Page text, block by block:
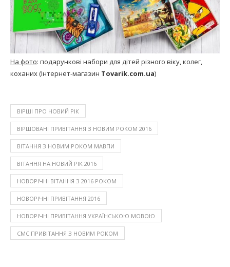
На фото: подарункові набори для дітей різного віку, колег,
коханих (Інтернет-магазин Tovarik.com.ua)
ВІРШІ ПРО НОВИЙ РІК
ВІРШОВАНІ ПРИВІТАННЯ З НОВИМ РОКОМ 2016
ВІТАННЯ З НОВИМ РОКОМ МАВПИ
ВІТАННЯ НА НОВИЙ РІК 2016
НОВОРІЧНІ ВІТАННЯ З 2016 РОКОМ
НОВОРІЧНІ ПРИВІТАННЯ 2016
НОВОРІЧНІ ПРИВІТАННЯ УКРАЇНСЬКОЮ МОВОЮ
СМС ПРИВІТАННЯ З НОВИМ РОКОМ